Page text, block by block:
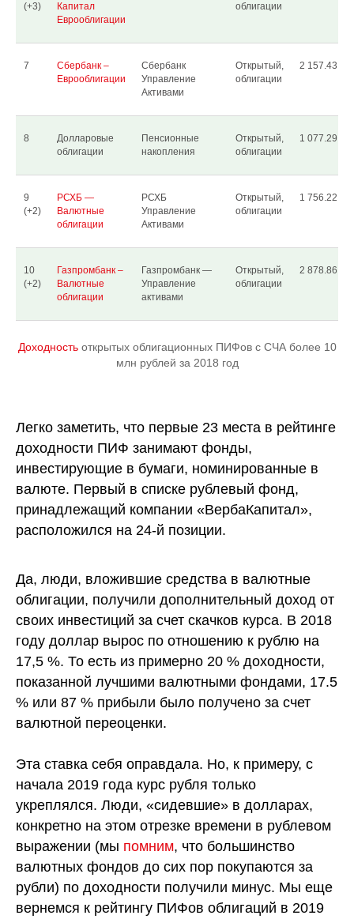
(+3)
Капитал
Еврооблигации
облигации
7
Сбербанк –
Еврооблигации
Сбербанк
Управление
Активами
Открытый,
облигации
2 157.43
8
Долларовые
облигации
Пенсионные
накопления
Открытый,
облигации
1 077.29
9
(+2)
РСХБ —
Валютные
облигации
РСХБ
Управление
Активами
Открытый,
облигации
1 756.22
10
(+2)
Газпромбанк –
Валютные
облигации
Газпромбанк —
Управление
активами
Открытый,
облигации
2 878.86
Доходностьоткрытых облигационных ПИФов с СЧА более 10
млн рублей за 2018 год
Легко заметить, что первые 23 места в рейтинге
доходности ПИФ занимают фонды,
инвестирующие в бумаги, номинированные в
валюте. Первый в списке рублевый фонд,
принадлежащий компании «ВербаКапитал»,
расположился на 24-й позиции.
Да, люди, вложившие средства в валютные
облигации, получили дополнительный доход от
своих инвестиций за счет скачков курса. В 2018
году доллар вырос по отношению к рублю на
17,5 %. То есть из примерно 20 % доходности,
показанной лучшими валютными фондами, 17.5
% или 87 % прибыли было получено за счет
валютной переоценки.
Эта ставка себя оправдала. Но, к примеру, с
начала 2019 года курс рубля только
укреплялся. Люди, «сидевшие» в долларах,
конкретно на этом отрезке времени в рублевом
выражении (мы помним, что большинство
валютных фондов до сих пор покупаются за
рубли) по доходности получили минус. Мы еще
вернемся к рейтингу ПИФов облигаций в 2019